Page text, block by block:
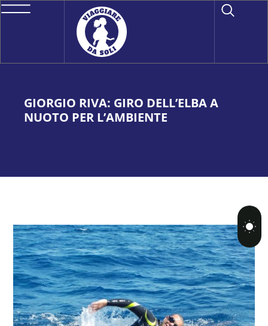
GIORGIO RIVA: GIRO DELL’ELBA A
NUOTO PER L’AMBIENTE